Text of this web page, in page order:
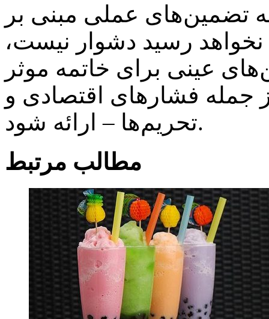
تضمین‌های عملی مبنی بر
نخواهد رسید دشوار نیست،
عینی برای خاتمه موثر
جمله فشارهای اقتصادی و
تحریم‌ها – ارائه شود.
مطالب مرتبط